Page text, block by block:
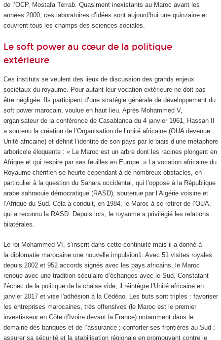
de l’OCP, Mostafa Terrab. Quasiment inexistants au Maroc avant les
années 2000, ces laboratoires d’idées sont aujourd’hui une quinzaine et
couvrent tous les champs des sciences sociales.
Le soft power au cœur de la politique
extérieure
Ces instituts se veulent des lieux de discussion des grands enjeux
sociétaux du royaume. Pour autant leur vocation extérieure ne doit pas
être négligée. Ils participent d’une stratégie générale de développement du
soft power marocain, voulue en haut lieu. Après Mohammed V,
organisateur de la conférence de Casablanca du 4 janvier 1961, Hassan II
a soutenu la création de l’Organisation de l’unité africaine (OUA devenue
Unité africaine) et définit l’identité de son pays par le biais d’une métaphore
arboricole éloquente : « Le Maroc est un arbre dont les racines plongent en
Afrique et qui respire par ses feuilles en Europe. » La vocation africaine du
Royaume chérifien se heurte cependant à de nombreux obstacles, en
particulier à la question du Sahara occidental, qui l’oppose à la République
arabe sahraouie démocratique (RASD), soutenue par l’Algérie voisine et
l’Afrique du Sud. Cela a conduit, en 1984, le Maroc à se retirer de l’OUA,
qui a reconnu la RASD. Depuis lors, le royaume a privilégié les relations
bilatérales.
Le roi Mohammed VI, s’inscrit dans cette continuité mais il a donné à
la diplomatie marocaine une nouvelle impulsion1
. Avec 51 visites royales
depuis 2002 et 952 accords signés avec les pays africains, le Maroc
renoue avec une tradition séculaire d’échanges avec le Sud. Constatant
l’échec de la politique de la chaise vide, il réintègre l’Unité africaine en
janvier 2017 et vise l'adhésion à la Cédéao. Les buts sont triples : favoriser
les entreprises marocaines, très offensives (le Maroc est le premier
investisseur en Côte d’Ivoire devant la France) notamment dans le
domaine des banques et de l’assurance ; conforter ses frontières au Sud ;
assurer sa sécurité et la stabilisation régionale en promouvant contre le